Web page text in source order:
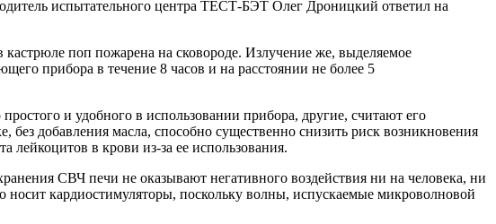
испытательного центра ТЕСТ-БЭТ Олег Дроницкий ответил на
поп пожарена на сковороде. Излучение же, выделяемое
прибора в течение 8 часов и на расстоянии не более 5
и удобного в использовании прибора, другие, считают его
добавления масла, способно существенно снизить риск возникновения
лейкоцитов в крови из-за ее использования.
СВЧ печи не оказывают негативного воздействия ни на человека, ни
кардиостимуляторы, поскольку волны, испускаемые микроволновой